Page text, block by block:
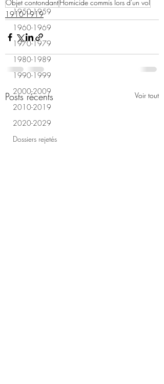
1950-1959
1960-1969
1970-1979
1980-1989
1990-1999
2000-2009
2010-2019
2020-2029
Dossiers rejetés
Objet contondantHomicide commis lors d'un vol
1910-1919
Posts récents Voir tout